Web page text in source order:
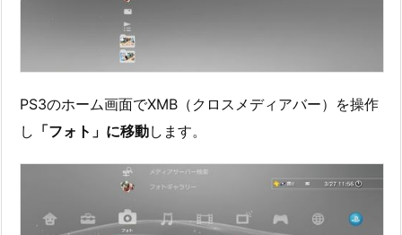
PS3のホーム画面でXMB（クロスメディアバー）を操作
し 「フォト」に移動します。